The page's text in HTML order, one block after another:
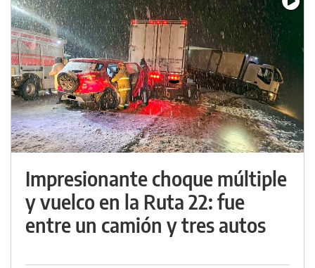
Impresionante choque múltiple
y vuelco en la Ruta 22: fue
entre un camión y tres autos